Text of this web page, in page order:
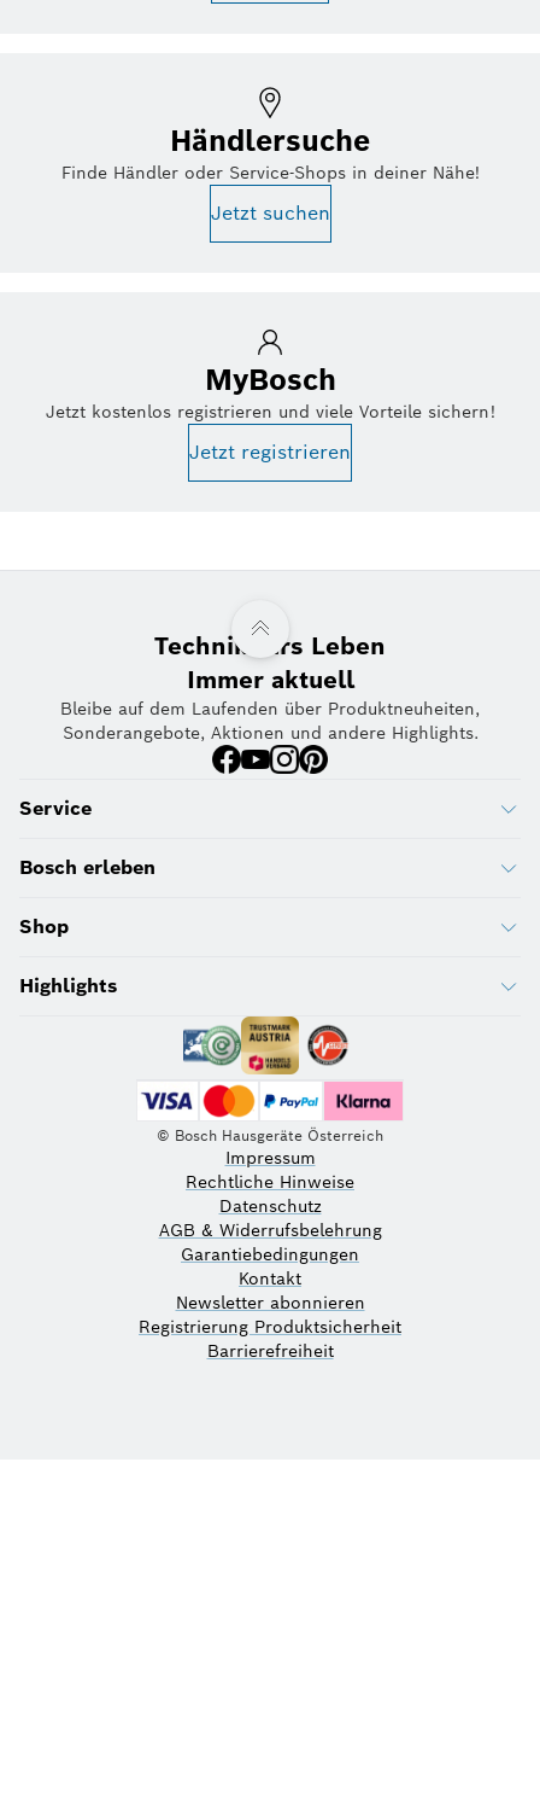
Händlersuche
Finde Händler oder Service-Shops in deiner Nähe!
Jetzt suchen
MyBosch
Jetzt kostenlos registrieren und viele Vorteile sichern!
Jetzt registrieren
Technik fürs Leben
Immer aktuell
Bleibe auf dem Laufenden über Produktneuheiten,
Sonderangebote, Aktionen und andere Highlights.
Service
Bosch erleben
Shop
Highlights
© Bosch Hausgeräte Österreich
Impressum
Rechtliche Hinweise
Datenschutz
AGB & Widerrufsbelehrung
Garantiebedingungen
Kontakt
Newsletter abonnieren
Registrierung Produktsicherheit
Barrierefreiheit